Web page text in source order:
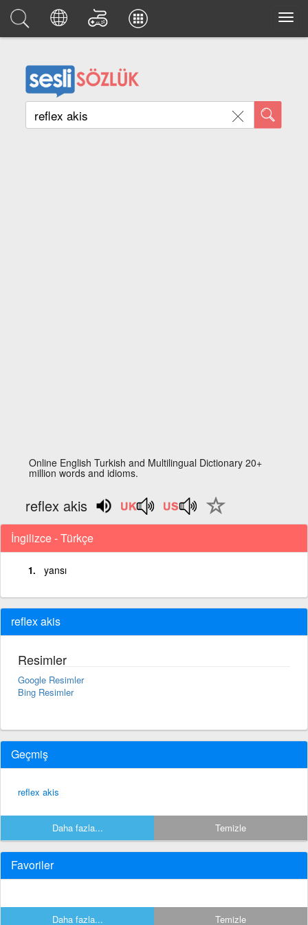
Online English Turkish and Multilingual Dictionary 20+
million words and idioms.
reflex akis
İngilizce - Türkçe
yansı
reflex akis
Resimler
Google Resimler
Bing Resimler
Geçmiş
reflex akis
Daha fazla... Temizle
Favoriler
Daha fazla... Temizle